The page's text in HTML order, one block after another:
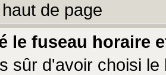
de page
le fuseau horaire
sûr d'avoir choisi